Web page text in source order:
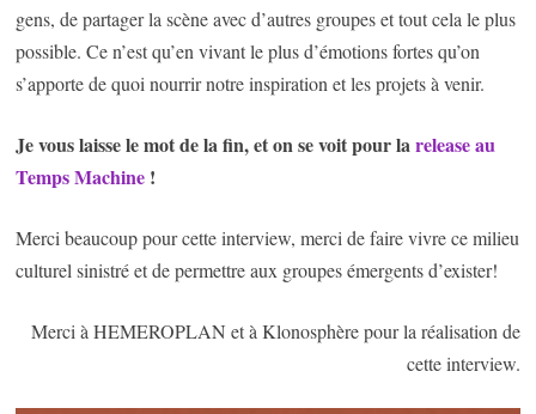
gens, de partager la scène avec d’autres groupes et tout cela le plus
possible. Ce n’est qu’en vivant le plus d’émotions fortes qu’on
s’apporte de quoi nourrir notre inspiration et les projets à venir.
Je vous laisse le mot de la fin, et on se voit pour larelease au
Temps Machine !
Merci beaucoup pour cette interview, merci de faire vivre ce milieu
culturel sinistré et de permettre aux groupes émergents d’exister!
Merci à HEMEROPLAN et à Klonosphère pour la réalisation de
cette interview.